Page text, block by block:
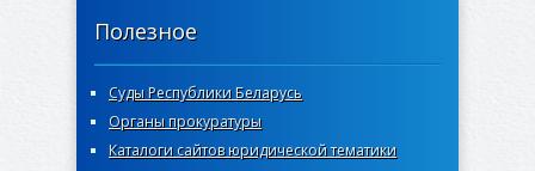
Полезное
Суды Республики Беларусь
Органы прокуратуры
Каталоги сайтов юридической тематики